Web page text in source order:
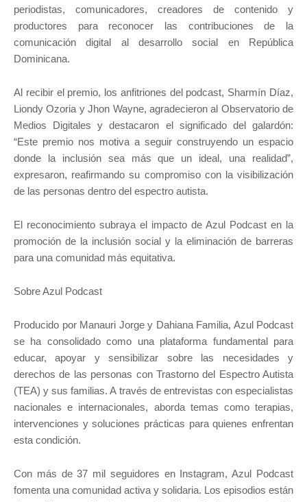
periodistas, comunicadores, creadores de contenido y
productores para reconocer las contribuciones de la
comunicación digital al desarrollo social en República
Dominicana.
Al recibir el premio, los anfitriones del podcast, Sharmín Díaz,
Liondy Ozoria y Jhon Wayne, agradecieron al Observatorio de
Medios Digitales y destacaron el significado del galardón:
“Este premio nos motiva a seguir construyendo un espacio
donde la inclusión sea más que un ideal, una realidad”,
expresaron, reafirmando su compromiso con la visibilización
de las personas dentro del espectro autista.
El reconocimiento subraya el impacto de Azul Podcast en la
promoción de la inclusión social y la eliminación de barreras
para una comunidad más equitativa.
Sobre Azul Podcast
Producido por Manauri Jorge y Dahiana Familia, Azul Podcast
se ha consolidado como una plataforma fundamental para
educar, apoyar y sensibilizar sobre las necesidades y
derechos de las personas con Trastorno del Espectro Autista
(TEA) y sus familias. A través de entrevistas con especialistas
nacionales e internacionales, aborda temas como terapias,
intervenciones y soluciones prácticas para quienes enfrentan
esta condición.
Con más de 37 mil seguidores en Instagram, Azul Podcast
fomenta una comunidad activa y solidaria. Los episodios están